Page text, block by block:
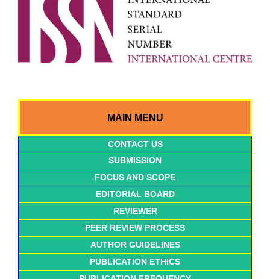
MAIN MENU
CONTACT US
SUBMISSION
FOCUS AND SCOPE
EDITORIAL BOARD
REVIEWER
PEER REVIEW PROCESS
AUTHOR GUIDELINES
PUBLICATION ETHICS